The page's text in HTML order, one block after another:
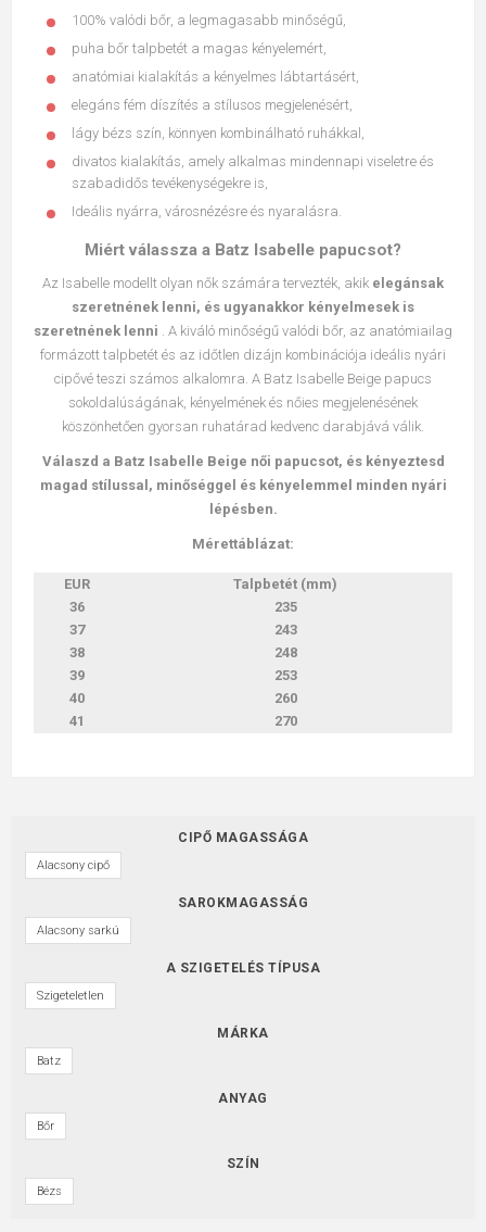
100% valódi bőr, a legmagasabb minőségű,
puha bőr talpbetét a magas kényelemért,
anatómiai kialakítás a kényelmes lábtartásért,
elegáns fém díszítés a stílusos megjelenésért,
lágy bézs szín, könnyen kombinálható ruhákkal,
divatos kialakítás, amely alkalmas mindennapi viseletre és
szabadidős tevékenységekre is,
Ideális nyárra, városnézésre és nyaralásra.
Miért válassza a Batz Isabelle papucsot?
Az Isabelle modellt olyan nők számára tervezték, akik elegánsak
szeretnének lenni, és ugyanakkor kényelmesek is
szeretnének lenni . A kiváló minőségű valódi bőr, az anatómiailag
formázott talpbetét és az időtlen dizájn kombinációja ideális nyári
cipővé teszi számos alkalomra. A Batz Isabelle Beige papucs
sokoldalúságának, kényelmének és nőies megjelenésének
köszönhetően gyorsan ruhatárad kedvenc darabjává válik.
Válaszd a Batz Isabelle Beige női papucsot, és kényeztesd
magad stílussal, minőséggel és kényelemmel minden nyári
lépésben.
Mérettáblázat:
EUR
Talpbetét (mm)
36
235
37
243
38
248
39
253
40
260
41
270
CIPŐ MAGASSÁGA
Alacsony cipő
SAROKMAGASSÁG
Alacsony sarkú
A SZIGETELÉS TÍPUSA
Szigeteletlen
MÁRKA
Batz
ANYAG
Bőr
SZÍN
Bézs